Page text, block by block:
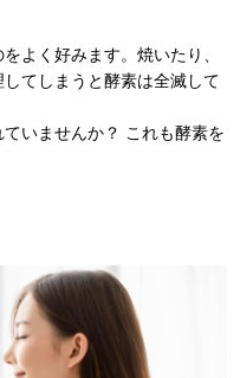
よく好みます。焼いたり、
てしまうと酵素は全滅して
いませんか？ これも酵素を